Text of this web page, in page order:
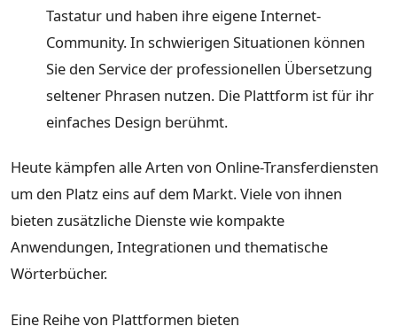
Tastatur und haben ihre eigene Internet-
Community. In schwierigen Situationen können
Sie den Service der professionellen Übersetzung
seltener Phrasen nutzen. Die Plattform ist für ihr
einfaches Design berühmt.
Heute kämpfen alle Arten von Online-Transferdiensten
um den Platz eins auf dem Markt. Viele von ihnen
bieten zusätzliche Dienste wie kompakte
Anwendungen, Integrationen und thematische
Wörterbücher.
Eine Reihe von Plattformen bieten